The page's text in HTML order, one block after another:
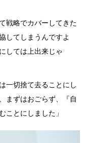
戦略でカバーしてきた
してしまうんですよ
しては上出来じゃ
一切捨て去ることにし
まずはおごらず、『自
ことにしました」